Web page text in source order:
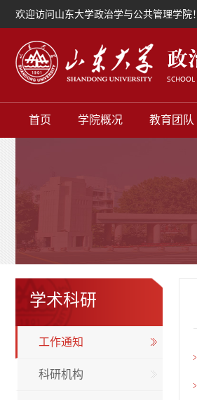
欢迎访问山东大学政治学与公共管理学院
首页 学院概况 教育团队
学术科研
工作通知
科研机构